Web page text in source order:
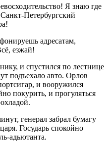
Я знаю где
Петербургский
адресатам,
езжай!
и спустился по лестнице
подъехало авто. Орлов
сигар, и вооружился
покурить, и прогуляться
генерал забрал бумагу
Государь спокойно
адьютанта.